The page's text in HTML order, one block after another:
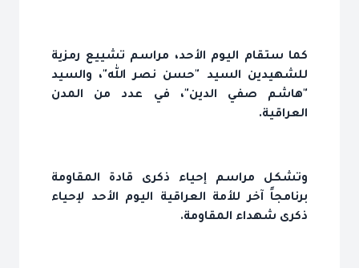
كما ستقام اليوم الأحد، مراسم تشييع رمزية
للشهيدين السيد "حسن نصر الله"، والسيد
"هاشم صفي الدين"، في عدد من المدن
العراقية.
وتشكل مراسم إحياء ذكرى قادة المقاومة
برنامجاً آخر للأمة العراقية اليوم الأحد لإحياء
ذكرى شهداء المقاومة.